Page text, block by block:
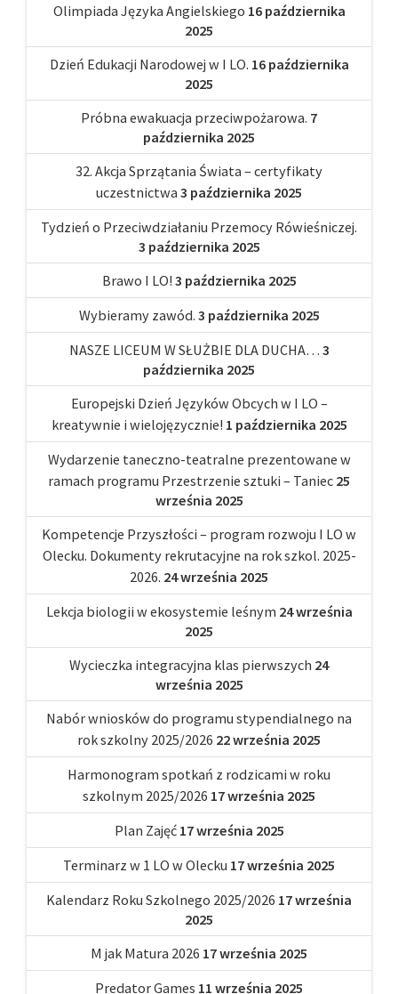
Olimpiada Języka Angielskiego 16 października
2025
Dzień Edukacji Narodowej w I LO. 16 października
2025
Próbna ewakuacja przeciwpożarowa. 7
października 2025
32. Akcja Sprzątania Świata – certyfikaty
uczestnictwa 3 października 2025
Tydzień o Przeciwdziałaniu Przemocy Rówieśniczej.
3 października 2025
Brawo I LO! 3 października 2025
Wybieramy zawód. 3 października 2025
NASZE LICEUM W SŁUŻBIE DLA DUCHA… 3
października 2025
Europejski Dzień Języków Obcych w I LO –
kreatywnie i wielojęzycznie! 1 października 2025
Wydarzenie taneczno-teatralne prezentowane w
ramach programu Przestrzenie sztuki – Taniec 25
września 2025
Kompetencje Przyszłości – program rozwoju I LO w
Olecku. Dokumenty rekrutacyjne na rok szkol. 2025-
2026. 24 września 2025
Lekcja biologii w ekosystemie leśnym 24 września
2025
Wycieczka integracyjna klas pierwszych 24
września 2025
Nabór wniosków do programu stypendialnego na
rok szkolny 2025/2026 22 września 2025
Harmonogram spotkań z rodzicami w roku
szkolnym 2025/2026 17 września 2025
Plan Zajęć 17 września 2025
Terminarz w 1 LO w Olecku 17 września 2025
Kalendarz Roku Szkolnego 2025/2026 17 września
2025
M jak Matura 2026 17 września 2025
Predator Games 11 września 2025